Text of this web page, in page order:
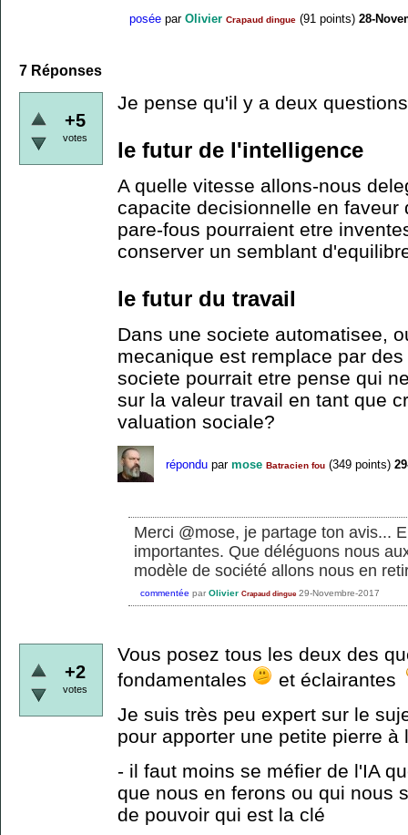
posée par Olivier Crapaud dingue (91 points) 28-
7 Réponses
+5
votes
Je pense qu'il y a deux
le futur de l'intelligence
A quelle vitesse allons-nous
capacite decisionnelle en faveur
pare-fous pourraient etre
conserver un semblant
le futur du travail
Dans une societe automatisee,
mecanique est remplace par
societe pourrait etre pense qui
sur la valeur travail en tant que
valuation sociale?
répondu par mose Batracien fou (349 points)
Merci @mose, je partage ton avis...
importantes. Que déléguons nous
modèle de société allons nous en
commentée par Olivier Crapaud dingue 29-Novembre-2017
+2
votes
Vous posez tous les deux des
fondamentales
et éclairantes
Je suis très peu expert sur le
pour apporter une petite pierre
- il faut moins se méfier de l'IA
que nous en ferons ou qui nous
de pouvoir qui est la clé